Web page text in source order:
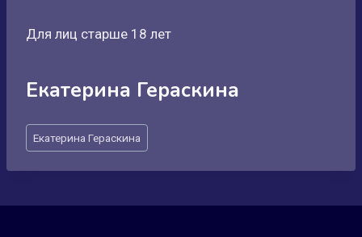
Для лиц старше 18 лет
Екатерина Гераскина
Метки
записи:
Екатерина Гераскина